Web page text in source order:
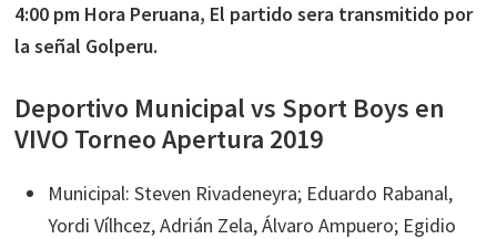
4:00 pm Hora Peruana, El partido sera transmitido por
la señal Golperu.
Deportivo Municipal vs Sport Boys en
VIVO Torneo Apertura 2019
Municipal: Steven Rivadeneyra; Eduardo Rabanal,
Yordi Vílhcez, Adrián Zela, Álvaro Ampuero; Egidio